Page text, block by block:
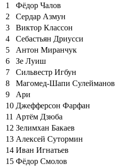
1
Фёдор Чалов
2
Сердар Азмун
3
Виктор Классон
4
Себастьян Дриусси
5
Антон Миранчук
6
Зе Луиш
7
Сильвестр Игбун
8
Магомед-Шапи Сулейманов
9
Ари
10 Джефферсон Фарфан
11 Артём Дзюба
12 Зелимхан Бакаев
13 Алексей Сутормин
14 Иван Игнатьев
15 Фёдор Смолов